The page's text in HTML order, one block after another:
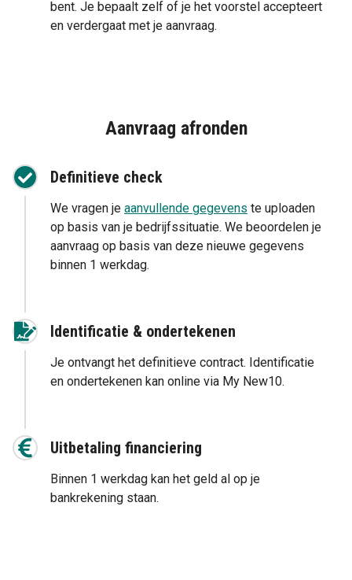
bent. Je bepaalt zelf of je het voorstel accepteert
en verdergaat met je aanvraag.
Aanvraag afronden
Definitieve check
We vragen je aanvullende gegevens te uploaden
op basis van je bedrijfssituatie. We beoordelen je
aanvraag op basis van deze nieuwe gegevens
binnen 1 werkdag.
Identificatie & ondertekenen
Je ontvangt het definitieve contract. Identificatie
en ondertekenen kan online via My New10.
Uitbetaling financiering
Binnen 1 werkdag kan het geld al op je
bankrekening staan.